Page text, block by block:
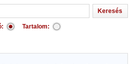
Tartalom: